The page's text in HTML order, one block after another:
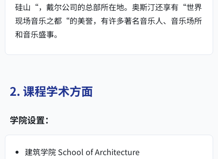
硅山“，戴尔公司的总部所在地。奥斯汀还享有“世界
现场音乐之都“的美誉，有许多著名音乐人、音乐场所
和音乐盛事。
2. 课程学术方面
学院设置：
建筑学院 School of Architecture